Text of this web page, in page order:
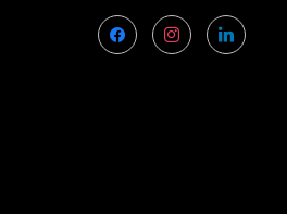
facebookinstagramlinkedin